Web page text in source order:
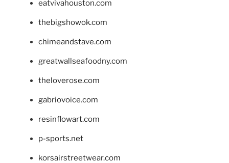
eatvivahouston.com
thebigshowok.com
chimeandstave.com
greatwallseafoodny.com
theloverose.com
gabriovoice.com
resinflowart.com
p-sports.net
korsairstreetwear.com